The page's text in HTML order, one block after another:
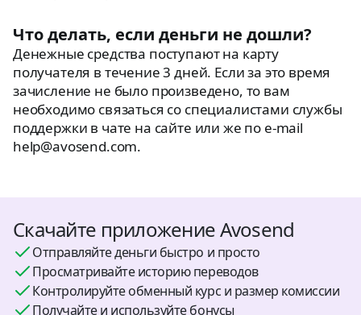
Что делать, если деньги не дошли?
Денежные средства поступают на карту
получателя в течение 3 дней. Если за это время
зачисление не было произведено, то вам
необходимо связаться со специалистами службы
поддержки в чате на сайте или же по e-mail
help@avosend.com.
Скачайте приложение Avosend
Отправляйте деньги быстро и просто
Просматривайте историю переводов
Контролируйте обменный курс и размер комиссии
Получайте и используйте бонусы